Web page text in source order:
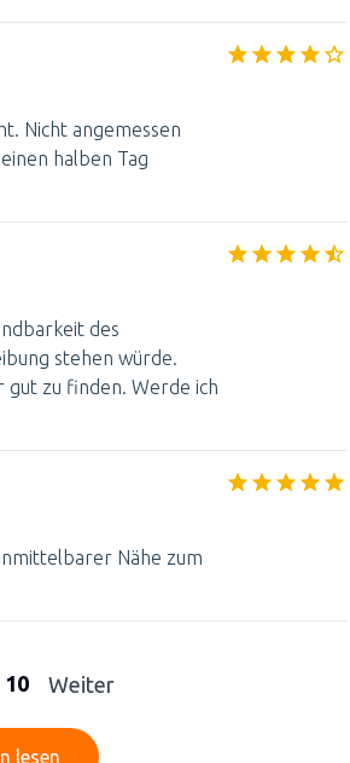
Nicht angemessen
halben Tag
des
stehen würde.
gut zu finden. Werde ich
Nähe zum
10 Weiter
lesen
lesen